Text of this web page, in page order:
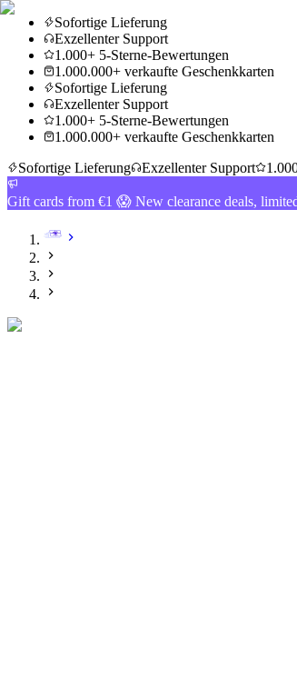
Sofortige Lieferung
Exzellenter Support
1.000+ 5-Sterne-Bewertungen
1.000.000+ verkaufte Geschenkkarten
Sofortige Lieferung
Exzellenter Support
1.000+ 5-Sterne-Bewertungen
1.000.000+ verkaufte Geschenkkarten
Sofortige Lieferung
Exzellenter Support
Gift cards from €1 😱 New clearance deals,